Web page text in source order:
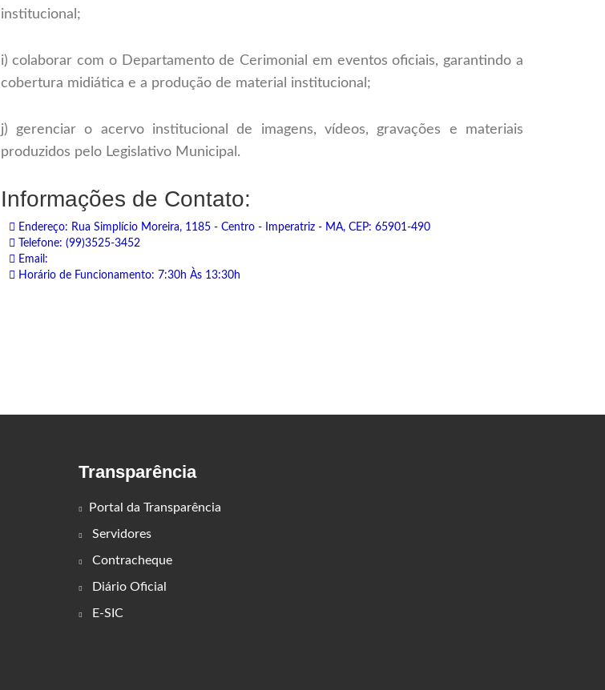
institucional;
i) colaborar com o Departamento de Cerimonial em eventos oficiais, garantindo a
cobertura midiática e a produção de material institucional;
j) gerenciar o acervo institucional de imagens, vídeos, gravações e materiais
produzidos pelo Legislativo Municipal.
Informações de Contato:
Endereço: Rua Simplício Moreira, 1185 - Centro - Imperatriz - MA, CEP: 65901-490
Telefone: (99)3525-3452
Email:
Horário de Funcionamento: 7:30h Às 13:30h
Transparência
Portal da Transparência
Servidores
Contracheque
Diário Oficial
E-SIC